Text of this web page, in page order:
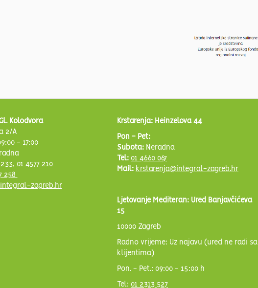
Kolodvora
2/A
- 17:00
233, 01 4577 210
258
zagreb.hr
Krstarenja: Heinzelova 44
Pon - Pet:
Subota: Neradna
Tel: 01 4660 067
Mail: krstarenja@integral-zagreb.hr
Ljetovanje Mediteran: Ured Banjavčićeva
15
10000 Zagreb
Radno vrijeme: Uz najavu (ured ne radi sa
klijentima)
Pon. - Pet.: 09:00 - 15:00 h
Tel: 01 2313 527